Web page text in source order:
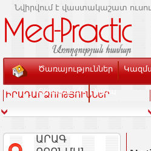
Նվիրվում է վաստակաշատ
Ծառայություններ
Տեսասրահ Կապ
ԻՐԱԴԱՐՁՈՒԹՅՈՒՆՆԵՐ
ԱՐԱԳ